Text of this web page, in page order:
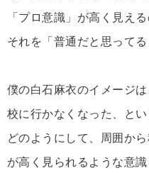
「プロ意識」が高く見え
それを「普通だと思ってる
僕の白石麻衣のイメージ
校に行かなくなった、と
どのようにして、周囲か
が高く見られるような意